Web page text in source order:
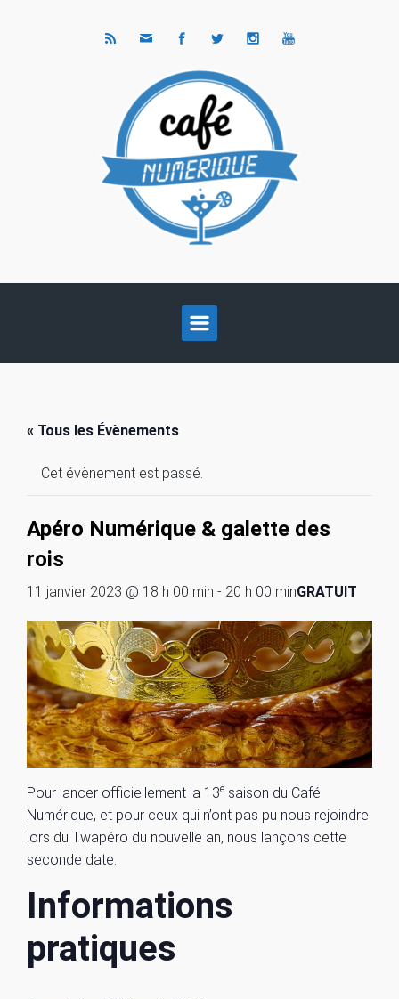
« Tous les Évènements
Cet évènement est passé.
Apéro Numérique & galette des
rois
11 janvier 2023 @ 18 h 00 min - 20 h 00 minGRATUIT
Pour lancer officiellement la 13e saison du Café
Numérique, et pour ceux qui n’ont pas pu nous rejoindre
lors du Twapéro du nouvelle an, nous lançons cette
seconde date.
Informations
pratiques